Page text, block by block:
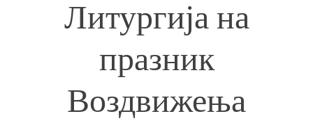
Литургија на
празник
Воздвижења